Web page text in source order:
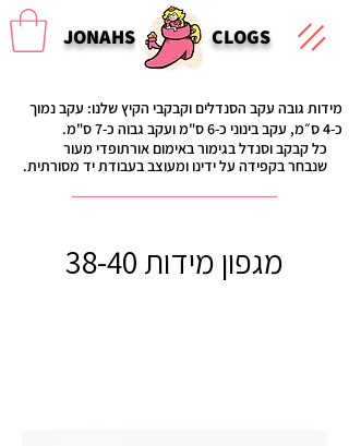
JONAHS CLOGS
מידות גובה עקב הסנדלים וקבקבי הקיץ שלנו: עקב נמוך
כ-4 ס״מ, עקב בינוני כ-6 ס"מ ועקב גבוה כ-7 ס"מ.
כל קבקב וסנדל בגימור באימום אורתופדי מעור
שנבחר בקפידה על ידינו ומעוצב בעבודת יד מסורתית.
מגפון מידות 38-40